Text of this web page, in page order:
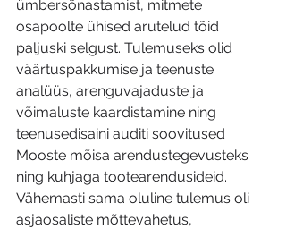
ümbersõnastamist, mitmete
osapoolte ühised arutelud tõid
paljuski selgust. Tulemuseks olid
väärtuspakkumise ja teenuste
analüüs, arenguvajaduste ja
võimaluste kaardistamine ning
teenusedisaini auditi soovitused
Mooste mõisa arendustegevusteks
ning kuhjaga tootearendusideid.
Vähemasti sama oluline tulemus oli
asjaosaliste mõttevahetus,